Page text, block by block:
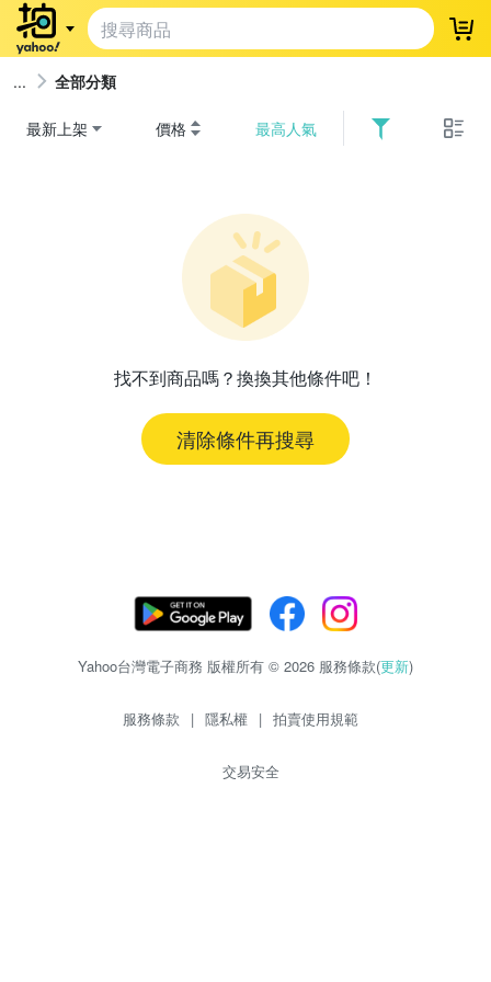
登
全部分類
最新上架 價格 最高人氣
找不到商品嗎？換換其他條件吧！
清除條件再搜尋
Yahoo台灣電子商務 版權所有 © 2026 服務條款(更新)
服務條款 | 隱私權 | 拍賣使用規範
交易安全